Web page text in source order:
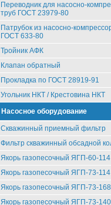
Переводник для насосно-
труб ГОСТ 23979-80
Патрубок из насосно-
ГОСТ 633-80
Тройник АФК
Клапан обратный
Прокладка по ГОСТ 28919-91
Угольник НКТ / Крестовина НКТ
Насосное оборудование
Скважинный приемный фильтр
Фильтр скважинный обсадной
Якорь газопесочный ЯГП-60-
Якорь газопесочный ЯГП-73-114
Якорь газопесочный ЯГП-73-168
Якорь газопесочный ЯГП-73-140